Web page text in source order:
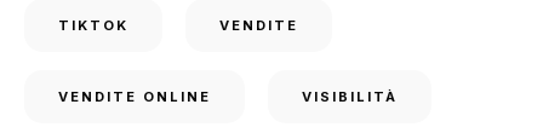
TIKTOK VENDITE
VENDITE ONLINE VISIBILITÀ